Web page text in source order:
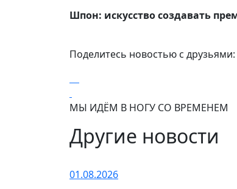
Шпон: искусство создавать
Поделитесь новостью с друзьями:
МЫ ИДЁМ В НОГУ СО ВРЕМЕНЕМ
Другие новости
01.08.2026